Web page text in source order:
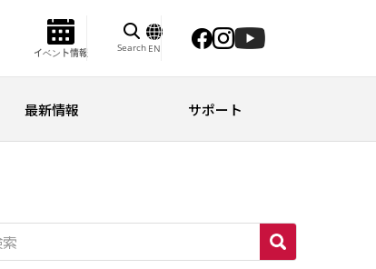
イベント情報 Search EN
最新情報 サポート